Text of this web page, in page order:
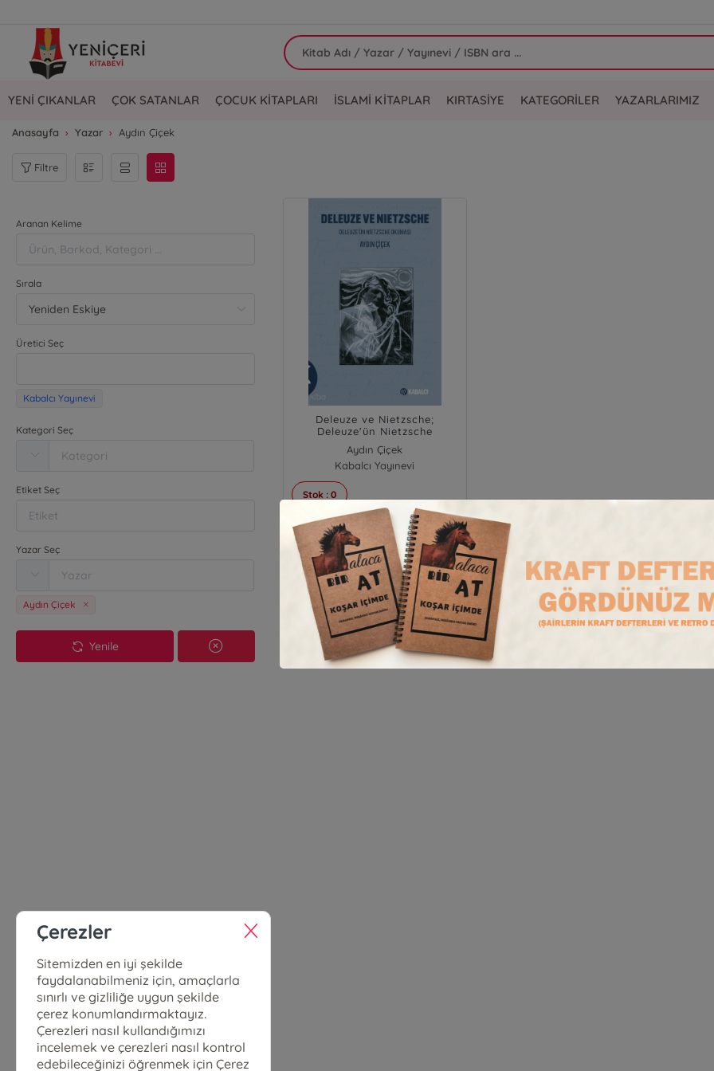
YENİ ÇIKANLAR ÇOK SATANLAR ÇOCUK KİTAPLARI İSLAMİ KİTAPLAR KIRTASİYE KATEGORİLER YAZARLARIMIZ
Anasayfa Yazar Aydın Çiçek
Filtre
Aranan Kelime
Sırala
Üretici Seç
Kabalcı Yayınevi
Kategori Seç
Etiket Seç
Yazar Seç
Aydın Çiçek
Yenile
Deleuze ve Nietzsche;
Deleuze'ün Nietzsche
Okuması
Aydın Çiçek
Kabalcı Yayınevi
Stok : 0
₺900,00
Çerezler
Sitemizden en iyi şekilde
faydalanabilmeniz için, amaçlarla
sınırlı ve gizliliğe uygun şekilde
çerez konumlandırmaktayız.
Çerezleri nasıl kullandığımızı
incelemek ve çerezleri nasıl kontrol
edebileceğinizi öğrenmek için Çerez